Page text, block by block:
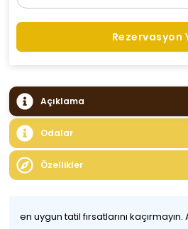
Rezervasyon
Açıklama
Odalar
Özellikler
en uygun tatil fırsatlarını